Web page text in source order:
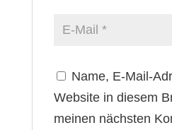
Name, E-Mail-
Website in diesem
meinen nächsten